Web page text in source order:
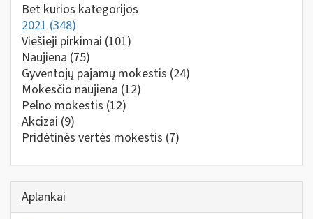
Bet kurios kategorijos
2021 (348)
Viešieji pirkimai (101)
Naujiena (75)
Gyventojų pajamų mokestis (24)
Mokesčio naujiena (12)
Pelno mokestis (12)
Akcizai (9)
Pridėtinės vertės mokestis (7)
Aplankai